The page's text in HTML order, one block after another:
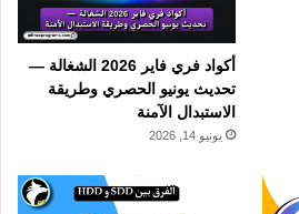
أكواد فري فاير 2026 الشغالة —
تحديث يونيو الحصري وطريقة
الاستبدال الآمنة
يونيو 14, 2026